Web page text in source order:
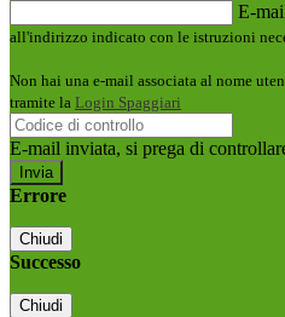
E-
all'indirizzo indicato con le istruzioni
Non hai una e-mail associata al nome
tramite la Login Spaggiari
E-mail inviata, si prega di
Errore
Chiudi
Successo
Chiudi